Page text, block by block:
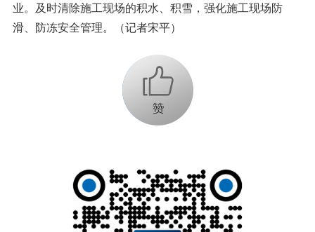
业。及时清除施工现场的积水、积雪，强化施工现场防
滑、防冻安全管理。（记者宋平）
+1